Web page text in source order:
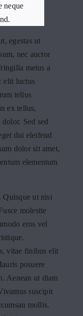
neque
egestas ut
nec auctor
metus a
elit luctus
tellus
ex tellus,
Sed sed
dui eleifend
dolor sit amet,
elementum
ut nisi
molestie
eros vel
vitae finibus elit
posuere
Aenean ut diam
suscipit
mollis.